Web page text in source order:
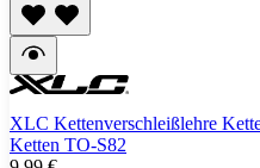
XLC Kettenverschleißlehre
Ketten TO-S82